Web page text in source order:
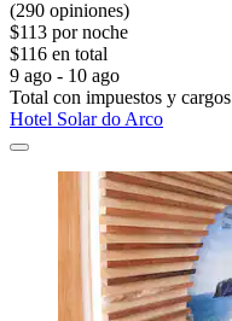
(290 opiniones)
$113 por noche
$116 en total
9 ago - 10 ago
Total con impuestos y cargos
Hotel Solar do Arco